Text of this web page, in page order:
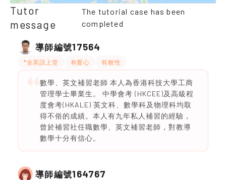
Tutor
message
The tutorial case has been
completed
導師編號17564
*全英語上堂 有愛心 有耐性
數學、英文補習老師 本人為香港科技大學工商
管理學士畢業生。 中學會考 (HKCEE)及高級程
度會考(HKALE) 英文科、數學科及物理科均取
得不俗的成績。本人有九年私人補習的經驗，
曾於補習社任職數學、英文補習老師，對教導
數學十分有信心。
導師編號164767